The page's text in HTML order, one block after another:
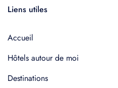
Liens utiles
Accueil
Hôtels autour de moi
Destinations